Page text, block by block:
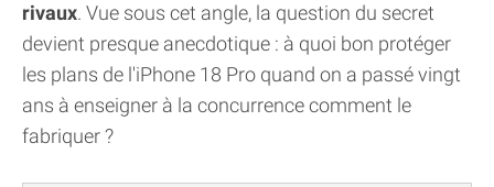
rivaux. Vue sous cet angle, la question du secret
devient presque anecdotique : à quoi bon protéger
les plans de l'iPhone 18 Pro quand on a passé vingt
ans à enseigner à la concurrence comment le
fabriquer ?